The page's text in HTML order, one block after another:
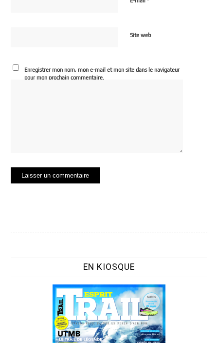
Site web
Enregistrer mon nom, mon e-mail et mon site dans le navigateur
pour mon prochain commentaire.
EN KIOSQUE